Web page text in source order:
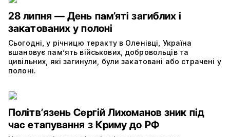
28 липня — День пам’яті загиблих і
закатованих у полоні
Сьогодні, у річницю теракту в Оленівці, Україна
вшановує пам’ять військових, добровольців та
цивільних, які загинули, були закатовані або страчені у
полоні.
Політвʼязень Сергій Лихоманов зник під
час етапування з Криму до РФ